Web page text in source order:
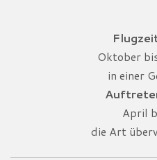
Oktober
in einer
April
die Art